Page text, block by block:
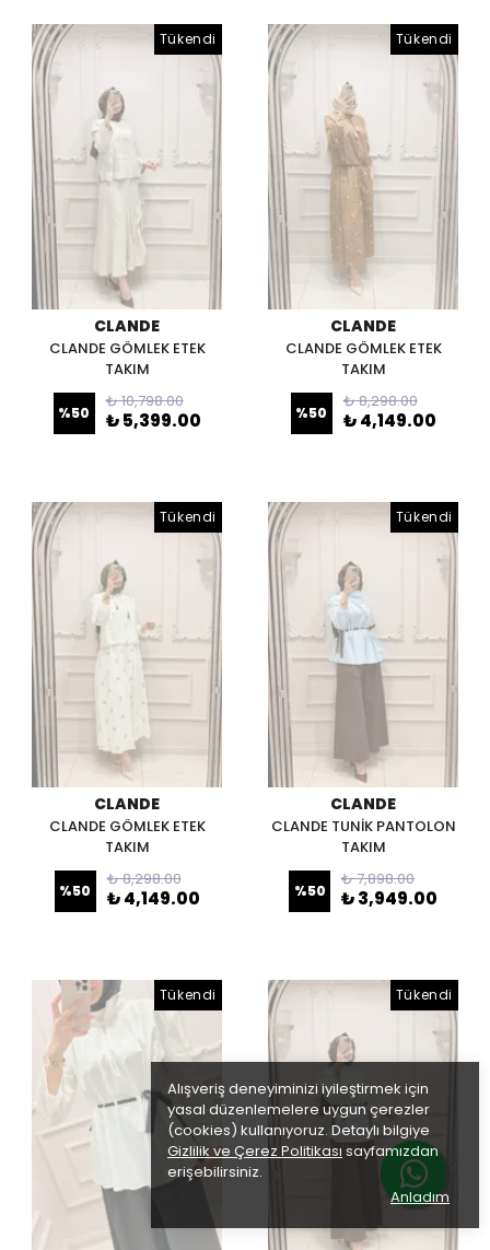
Alışveriş deneyiminizi iyileştirmek için
yasal düzenlemelere uygun çerezler
(cookies) kullanıyoruz. Detaylı bilgiye
Gizlilik ve Çerez Politikası sayfamızdan
erişebilirsiniz.
Anladım
Tükendi
CLANDE
CLANDE GÖMLEK ETEK
TAKIM
%50
₺ 10,798.00
₺ 5,399.00
Tükendi
CLANDE
CLANDE GÖMLEK ETEK
TAKIM
%50
₺ 8,298.00
₺ 4,149.00
Tükendi
CLANDE
CLANDE GÖMLEK ETEK
TAKIM
%50
₺ 8,298.00
₺ 4,149.00
Tükendi
CLANDE
CLANDE TUNİK PANTOLON
TAKIM
%50
₺ 7,898.00
₺ 3,949.00
Tükendi Tükendi